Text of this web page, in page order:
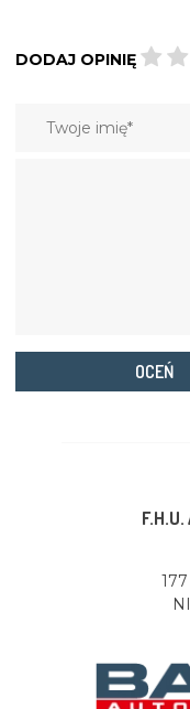
DODAJ OPINIĘ
OCEŃ
F.H.U.